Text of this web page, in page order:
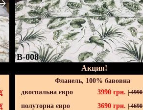
B-008
Акция!
Фланель, 100% бавовна
двоспальна євро
3990 грн. 4990
полуторна євро 3690 грн. 4690